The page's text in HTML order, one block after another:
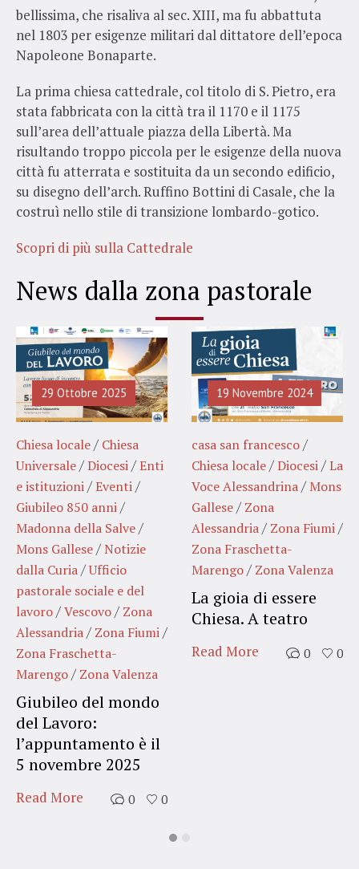
bellissima, che risaliva al sec. XIII, ma fu abbattuta
nel 1803 per esigenze militari dal dittatore dell’epoca
Napoleone Bonaparte.
La prima chiesa cattedrale, col titolo di S. Pietro, era
stata fabbricata con la città tra il 1170 e il 1175
sull’area dell’attuale piazza della Libertà. Ma
risultando troppo piccola per le esigenze della nuova
città fu atterrata e sostituita da un secondo edificio,
su disegno dell’arch. Ruffino Bottini di Casale, che la
costruì nello stile di transizione lombardo-gotico.
Scopri di più sulla Cattedrale
News dalla zona pastorale
29 Ottobre 2025
Chiesa locale/ Chiesa
Universale/Diocesi/Enti
e istituzioni/Eventi/
Giubileo 850 anni/
Madonna della Salve/
Mons Gallese/Notizie
dalla Curia/Ufficio
pastorale sociale e del
lavoro/Vescovo/ Zona
Alessandria/ Zona Fiumi/
Zona Fraschetta-
Marengo/ Zona Valenza
Giubileo del mondo
del Lavoro:
l’appuntamento è il
5 novembre 2025
0 0
Read More
19 Novembre 2024
casa san francesco/
Chiesa locale/Diocesi/La
Voce Alessandrina/ Mons
Gallese/ Zona
Alessandria/ Zona Fiumi/
Zona Fraschetta-
Marengo/ Zona Valenza
La gioia di essere
Chiesa. A teatro
0 0
Read More